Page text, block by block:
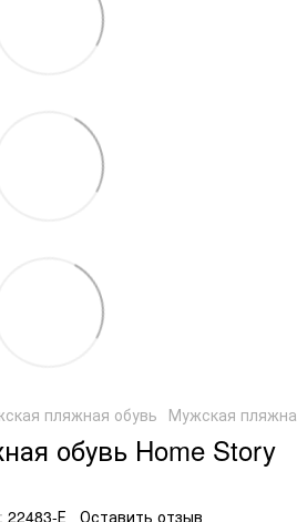
пляжная обувь Мужская
обувь Home Story
22483-Е Оставить отзыв